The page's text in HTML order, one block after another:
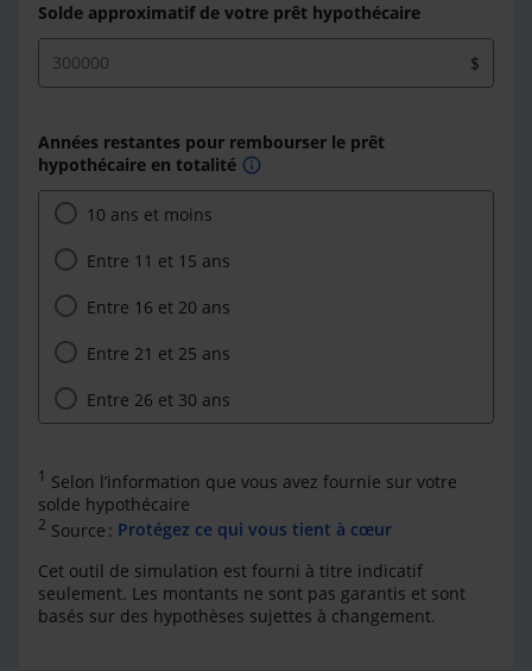
Solde approximatif de votre prêt hypothécaire
$
Années restantes pour rembourser le prêt
hypothécaire en totalité info
10 ans et moins
Entre 11 et 15 ans
Entre 16 et 20 ans
Entre 21 et 25 ans
Entre 26 et 30 ans
1 Selon l’information que vous avez fournie sur votre
solde hypothécaire
2 Source : Protégez ce qui vous tient à cœur
Cet outil de simulation est fourni à titre indicatif
seulement. Les montants ne sont pas garantis et sont
basés sur des hypothèses sujettes à changement.